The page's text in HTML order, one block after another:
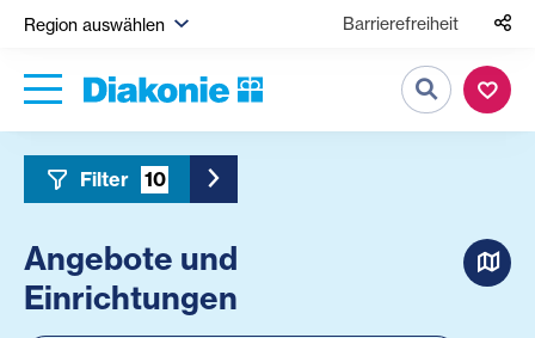
Region auswählen Barrierefreiheit
Suche
Filter 10 Toggle Sidebar Filter
Angebote und
Einrichtungen